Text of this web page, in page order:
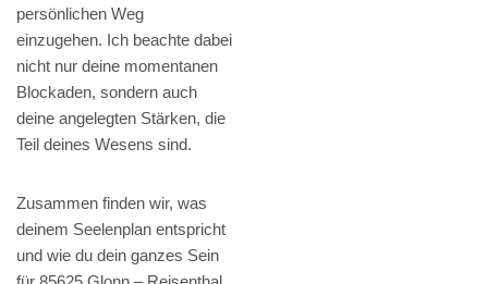
persönlichen Weg
einzugehen. Ich beachte dabei
nicht nur deine momentanen
Blockaden, sondern auch
deine angelegten Stärken, die
Teil deines Wesens sind.
Zusammen finden wir, was
deinem Seelenplan entspricht
und wie du dein ganzes Sein